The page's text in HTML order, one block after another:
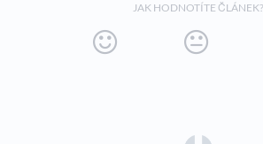
JAK HODNOTÍTE ČLÁNEK?